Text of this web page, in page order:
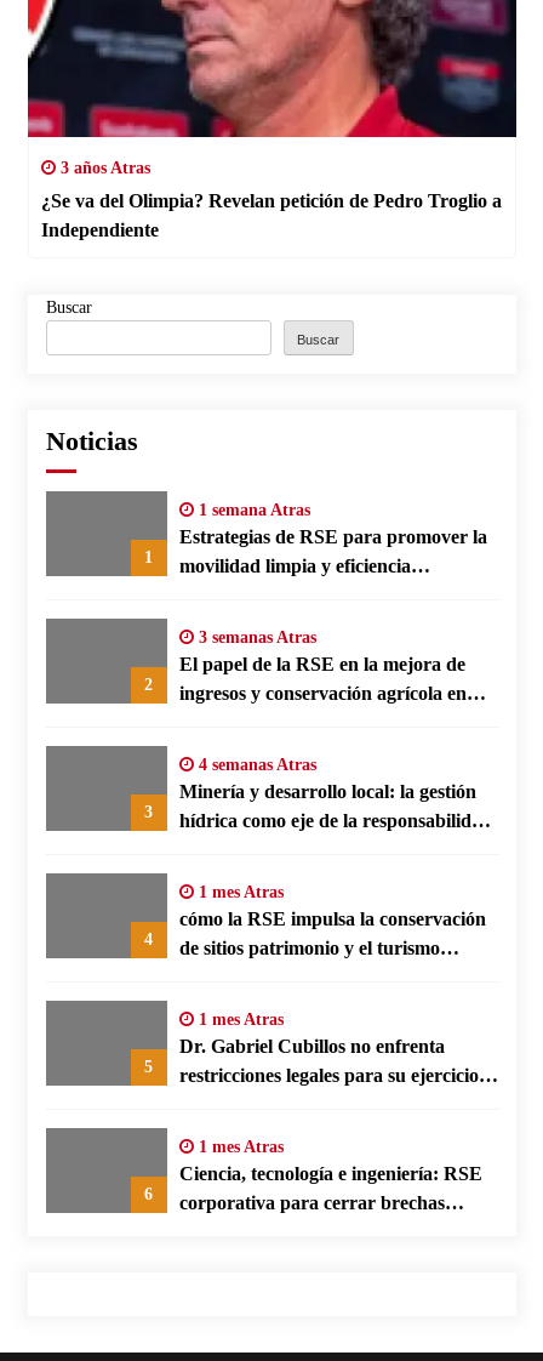
3 años Atras
¿Se va del Olimpia? Revelan petición de Pedro Troglio a
Independiente
Buscar
Buscar
Noticias
1
1 semana Atras
Estrategias de RSE para promover la
movilidad limpia y eficiencia
2
3 semanas Atras
El papel de la RSE en la mejora de
ingresos y conservación agrícola en
3
4 semanas Atras
Minería y desarrollo local: la gestión
hídrica como eje de la responsabilidad
4
1 mes Atras
cómo la RSE impulsa la conservación
de sitios patrimonio y el turismo
5
1 mes Atras
Dr. Gabriel Cubillos no enfrenta
restricciones legales para su ejercicio,
6
1 mes Atras
Ciencia, tecnología e ingeniería: RSE
corporativa para cerrar brechas